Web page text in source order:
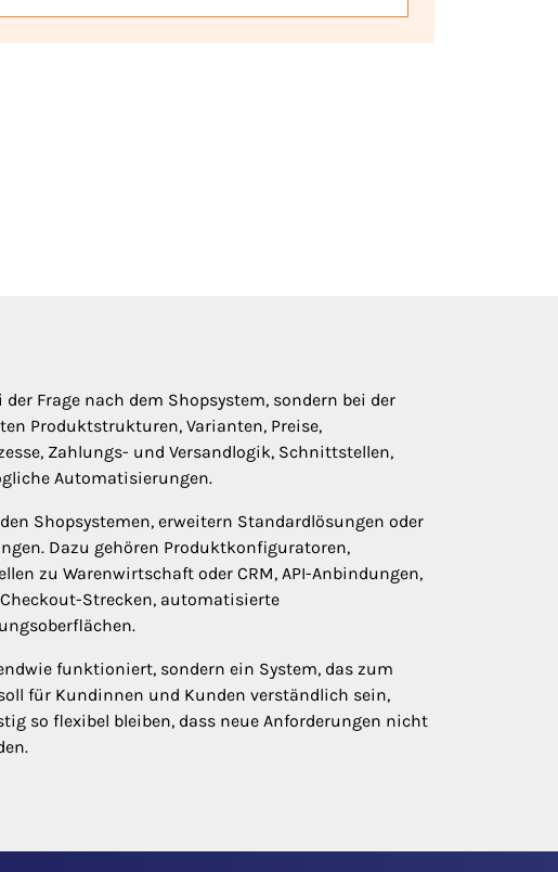
Frage nach dem Shopsystem, sondern bei der
Produktstrukturen, Varianten, Preise,
Zahlungs- und Versandlogik, Schnittstellen,
Automatisierungen.
Shopsystemen, erweitern Standardlösungen oder
Dazu gehören Produktkonfiguratoren,
zu Warenwirtschaft oder CRM, API-Anbindungen,
Strecken, automatisierte
funktioniert, sondern ein System, das zum
für Kundinnen und Kunden verständlich sein,
so flexibel bleiben, dass neue Anforderungen nicht